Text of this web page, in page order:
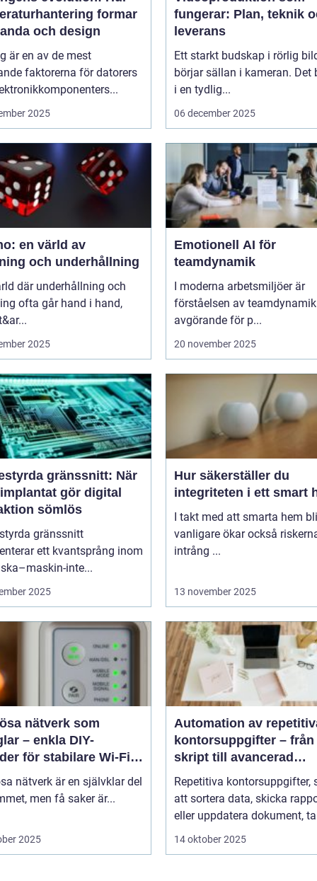
formar
och design
är en av de mest
faktorerna för datorers
2025
fungerar: Plan, teknik
leverans
Ett starkt budskap i rörlig
börjar sällan i kameran. Det
i en tydlig...
06 december 2025
en värld av
och underhållning
där underhållning och
ofta går hand i hand,
2025
Emotionell AI för
teamdynamik
I moderna arbetsmiljöer är
förståelsen av teamdynamik
avgörande för p...
20 november 2025
gränssnitt: När
gör digital
sömlös
gränssnitt
ett kvantsprång inom
inte...
2025
Hur säkerställer du
integriteten i ett smart
I takt med att smarta hem
vanligare ökar också
intrång ...
13 november 2025
nätverk som
– enkla DIY-
för stabilare Wi-Fi i
nätverk är en självklar del
men få saker är...
2025
Automation av
kontorsuppgifter – från
skript till avancerad
programvara
Repetitiva kontorsuppgifter,
att sortera data, skicka
eller uppdatera dokument,
14 oktober 2025